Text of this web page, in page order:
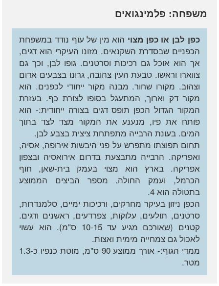
משפחה: פלמינגואים
כפן לבן או כפן מצוי הוא מין של עוף נודד במשפחת
הכפניים שבסדרת השקנאים. מזונו העיקרי הוא דגים,
אך הוא אוכל גם רכיכות וסרטנים. גופו לבן, וכך גם
צווארו וראשו. טבעת העין צהובה, גרונו בצבעים אדום
וצהוב. מקורו שחור. מבנה מקור ייחודי לכפנים. הוא
מקור דק וארוך, המתעגל בסופו לצורת כף. בעזרת
המקור הגדול הכפן תופס דגים בצורה ייחודית:- הוא
פותח את פיו, מנענע את המקור מצד לצד בתוך
המים. בעונת הרבייה מתפתחת ציצית בצבע לבן.
תחום תפוצתו מתפרש על פני היבשות אירופה, אסיה,
ואפריקה. הרבייה מתבצעת בדרום אירואסיה ובצפון
אפריקה. בארץ הוא מצוי בעמק בית-שאן, חוף
הכרמל, ועמק החולה. מספר הביצים הממוצע
בתטולה הוא 4.
הכפן ניזון בעיקר מחרקים, ורכיכות ימיים, סלמנדרות,
סרטנים, תולעים, עלוקות, צפרדעים, ראשנים ודגים.
קטנים (שאורכם מגיע עד 10-15 ס"מ). הוא עשוי
לאכול גם צמחייה מימית ואצות.
ממדי הגוף:- אורך ממוצע 90 ס"מ, מוטת כנפיו כ-1.3
מטר.